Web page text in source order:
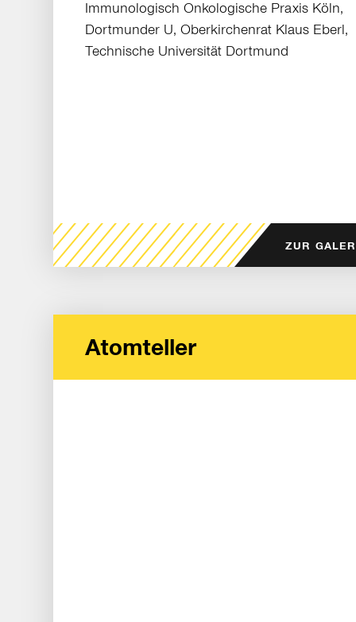
Immunologisch Onkologische Praxis Köln,
Dortmunder U, Oberkirchenrat Klaus Eberl,
Technische Universität Dortmund
ZUR
Atomteller